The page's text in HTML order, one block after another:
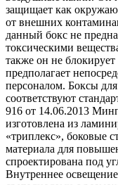
защищает как
от внешних
данный бокс не
токсическими
также он не
предполагает
персоналом. Боксы
соответствуют
916 от 14.06.2013
изготовлена из
«триплекс», боковые
материала для
спроектирована под
Внутреннее освещение